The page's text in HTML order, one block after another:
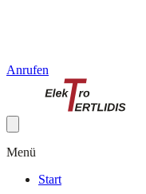
Anrufen
Menü
Start